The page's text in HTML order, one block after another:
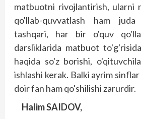
matbuotni rivojlantirish, ularni
qo'llab-quvvatlash ham
tashqari, har bir o'quv
darsliklarida matbuot
haqida so'z borishi,
ishlashi kerak. Balki ayrim
doir fan ham qo'shilishi zarurdir.
Halim SAIDOV,